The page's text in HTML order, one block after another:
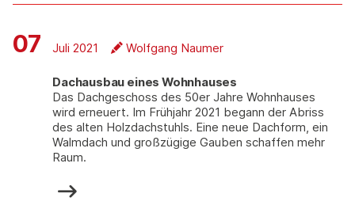
Dachausbau eines Wohnhauses
Das Dachgeschoss des 50er Jahre Wohnhauses
wird erneuert. Im Frühjahr 2021 begann der Abriss
des alten Holzdachstuhls. Eine neue Dachform, ein
Walmdach und großzügige Gauben schaffen mehr
Raum.
07 Juli 2021 Wolfgang Naumer